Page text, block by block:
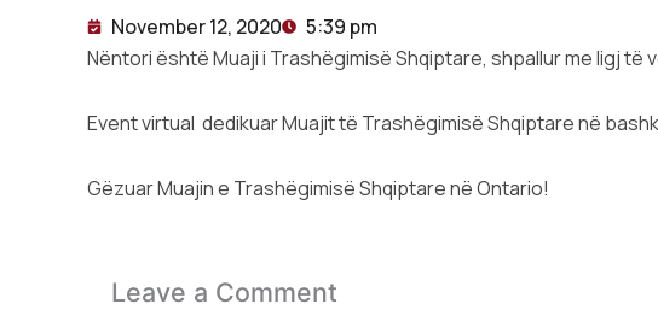
November 12, 2020
5:39 pm
Nëntori është Muaji i Trashëgimisë Shqiptare, shpallur me ligj
Event virtual dedikuar Muajit të Trashëgimisë Shqiptare në
Gëzuar Muajin e Trashëgimisë Shqiptare në Ontario!
Leave a Comment